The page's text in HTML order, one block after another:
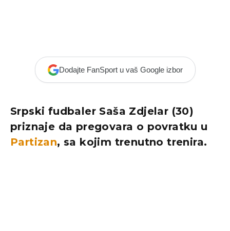
Dodajte FanSport u vaš Google izbor
Srpski fudbaler Saša Zdjelar (30)
priznaje da pregovara o povratku u
Partizan, sa kojim trenutno trenira.